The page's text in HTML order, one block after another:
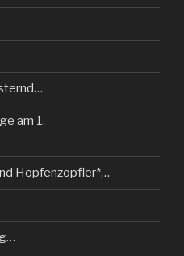
am 1.
Hopfenzopfler*…